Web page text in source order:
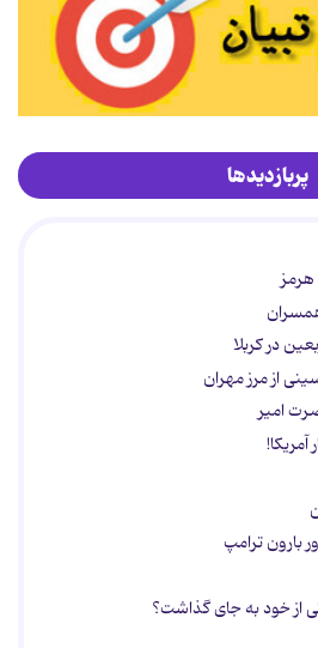
پربازدیدها
در کربلا
از مرز مهران
امیر
بارون ترامپ